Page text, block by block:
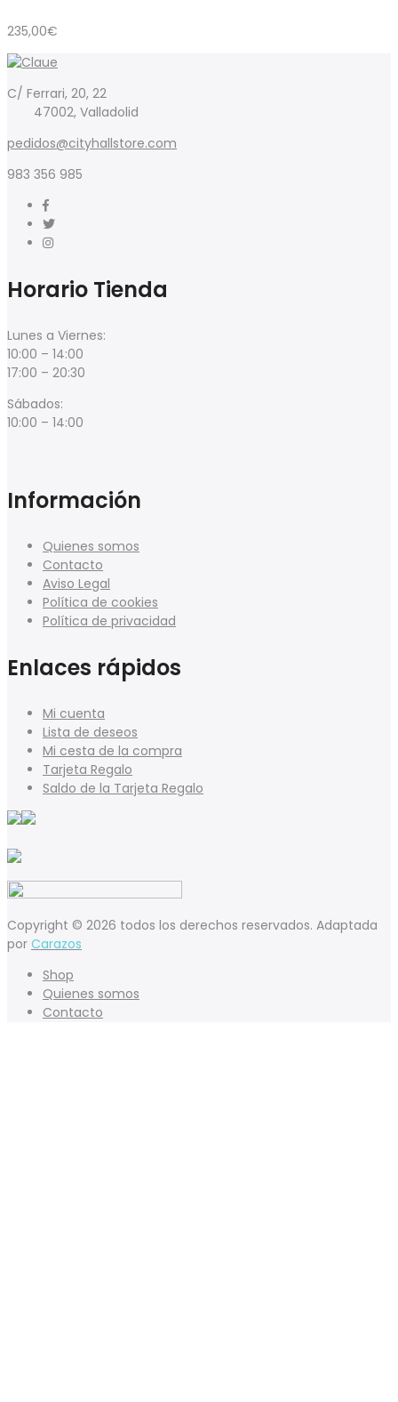
235,00€
C/ Ferrari, 20, 22
47002, Valladolid
pedidos@cityhallstore.com
983 356 985
Horario Tienda
Lunes a Viernes:
10:00 – 14:00
17:00 – 20:30
Sábados:
10:00 – 14:00
Información
Quienes somos
Contacto
Aviso Legal
Política de cookies
Política de privacidad
Enlaces rápidos
Mi cuenta
Lista de deseos
Mi cesta de la compra
Tarjeta Regalo
Saldo de la Tarjeta Regalo
Copyright © 2026 todos los derechos reservados. Adaptada
por Carazos
Shop
Quienes somos
Contacto